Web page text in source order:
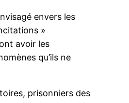
envers les
»
avoir les
qu’ils ne
prisonniers des